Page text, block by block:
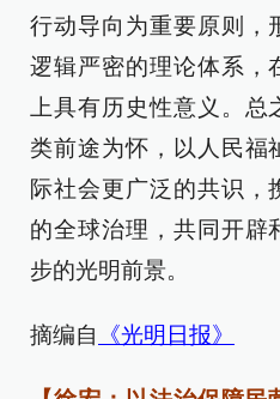
行动导向为重要原则，
逻辑严密的理论体系，
上具有历史性意义。总
类前途为怀，以人民福
际社会更广泛的共识，
的全球治理，共同开辟
步的光明前景。
摘编自 《光明日报》